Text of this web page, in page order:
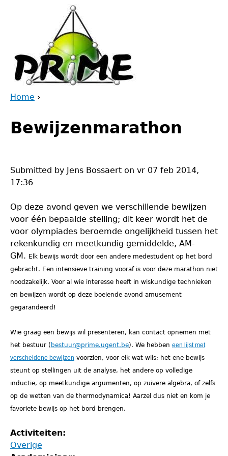
are
Home ›
to
top
Bewijzenmarathon
Submitted by Jens Bossaert on vr 07 feb 2014,
17:36
Op deze avond geven we verschillende bewijzen
voor één bepaalde stelling; dit keer wordt het de
voor olympiades beroemde ongelijkheid tussen het
rekenkundig en meetkundig gemiddelde, AM-
GM. Elk bewijs wordt door een andere medestudent op het bord
gebracht. Een intensieve training vooraf is voor deze marathon niet
noodzakelijk. Voor al wie interesse heeft in wiskundige technieken
en bewijzen wordt op deze boeiende avond amusement
gegarandeerd!
Wie graag een bewijs wil presenteren, kan contact opnemen met
het bestuur ( bestuur@prime.ugent.be). We hebben een lijst met
verscheidene bewijzen voorzien, voor elk wat wils; het ene bewijs
steunt op stellingen uit de analyse, het andere op volledige
inductie, op meetkundige argumenten, op zuivere algebra, of zelfs
op de wetten van de thermodynamica! Aarzel dus niet en kom je
favoriete bewijs op het bord brengen.
Activiteiten:
Overige